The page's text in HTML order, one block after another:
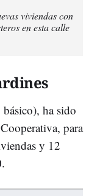
viviendas con
en esta calle
ha sido
para
y 12